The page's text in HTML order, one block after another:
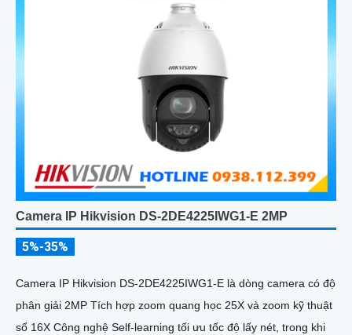
Camera IP Hikvision DS-2DE4225IWG1-E 2MP
5%-35%
Camera IP Hikvision DS-2DE4225IWG1-E là dòng camera có độ
phân giải 2MP Tích hợp zoom quang học 25X và zoom kỹ thuật
số 16X Công nghệ Self-learning tối ưu tốc độ lấy nét, trong khi